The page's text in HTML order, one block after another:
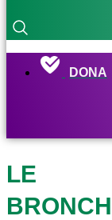
DONA
LE